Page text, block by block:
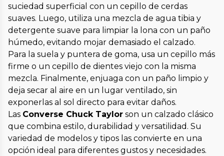
suciedad superficial con un cepillo de cerdas
suaves. Luego, utiliza una mezcla de agua tibia y
detergente suave para limpiar la lona con un paño
húmedo, evitando mojar demasiado el calzado.
Para la suela y puntera de goma, usa un cepillo más
firme o un cepillo de dientes viejo con la misma
mezcla. Finalmente, enjuaga con un paño limpio y
deja secar al aire en un lugar ventilado, sin
exponerlas al sol directo para evitar daños.
Las Converse Chuck Taylor son un calzado clásico
que combina estilo, durabilidad y versatilidad. Su
variedad de modelos y tipos las convierte en una
opción ideal para diferentes gustos y necesidades.